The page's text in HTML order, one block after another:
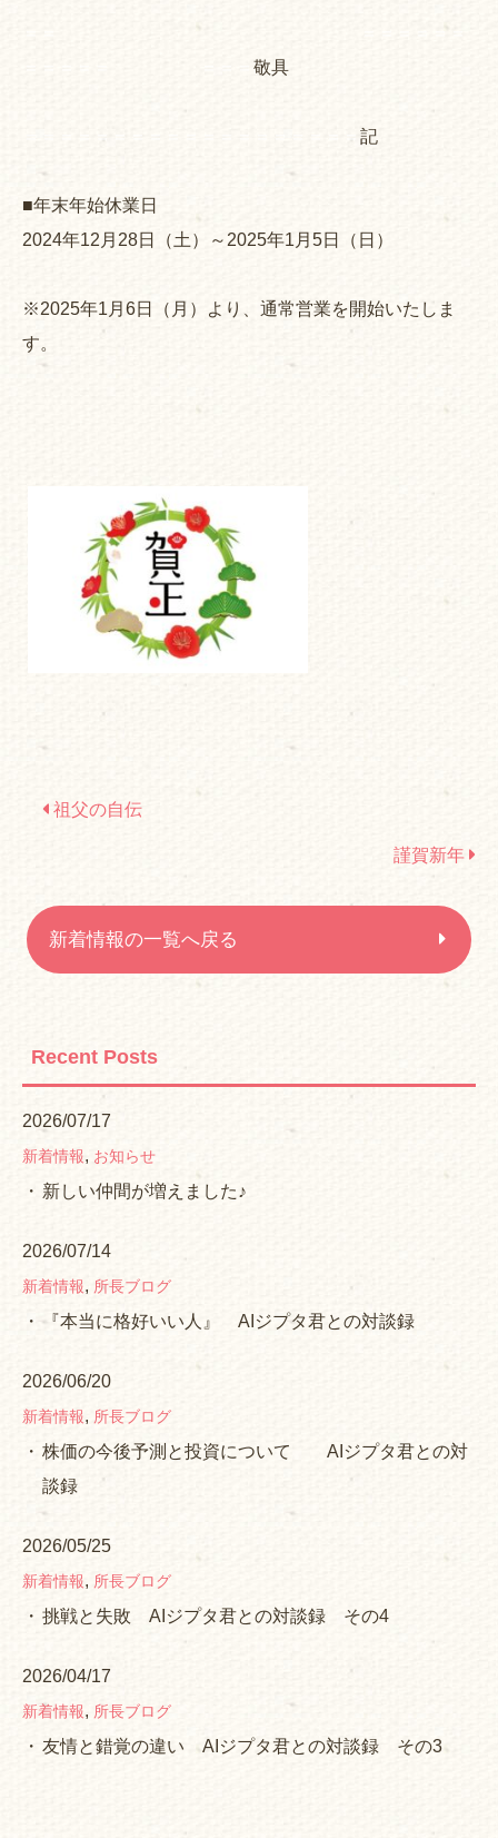
＝＝ ＝＝＝＝＝＝
敬具
＝＝＝＝＝＝＝＝＝＝＝＝＝＝＝＝＝＝＝ 記
■年末年始休業日
2024年12月28日（土）～2025年1月5日（日）
※2025年1月6日（月）より、通常営業を開始いたしま
す。
祖父の自伝
謹賀新年
新着情報の一覧へ戻る
Recent Posts
2026/07/17
新着情報, お知らせ
新しい仲間が増えました♪
2026/07/14
新着情報, 所長ブログ
『本当に格好いい人』 AIジプタ君との対談録
2026/06/20
新着情報, 所長ブログ
株価の今後予測と投資について AIジプタ君との対
談録
2026/05/25
新着情報, 所長ブログ
挑戦と失敗 AIジプタ君との対談録 その4
2026/04/17
新着情報, 所長ブログ
友情と錯覚の違い AIジプタ君との対談録 その3